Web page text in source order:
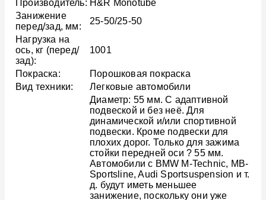
Производитель: H&R Monotube
Занижение
перед/зад, мм:
25-50/25-50
Нагрузка на
ось, кг (перед/
зад):
1001
Покраска:
Порошковая покраска
Вид техники:
Легковые автомобили
Диаметр: 55 мм. С адаптивной
подвеской и без неё. Для
динамической и/или спортивной
подвески. Кроме подвески для
плохих дорог. Только для зажима
стойки передней оси ? 55 мм.
Автомобили с BMW M-Technic, MB-
Sportsline, Audi Sportsuspension и т.
д. будут иметь меньшее
занижение, поскольку они уже